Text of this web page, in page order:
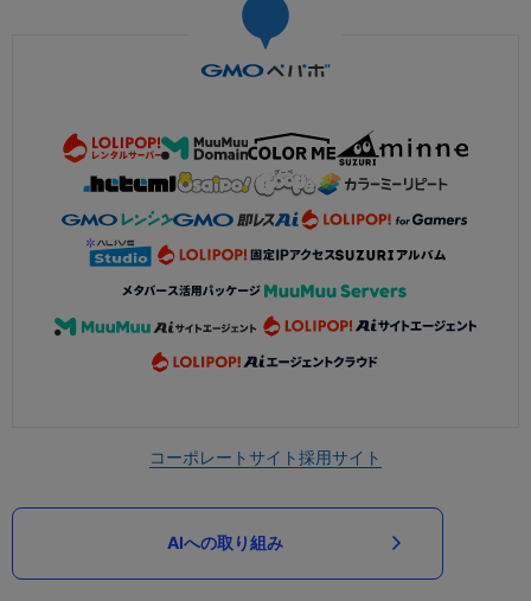
コーポレートサイト採用サイト
AIへの取り組み